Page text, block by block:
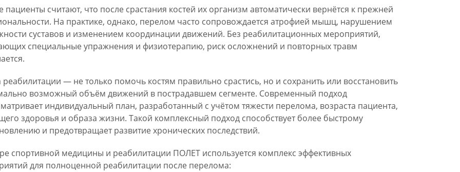
пациенты считают, что после срастания костей их организм автоматически вернётся к прежней
На практике, однако, перелом часто сопровождается атрофией мышц, нарушением
суставов и изменением координации движений. Без реабилитационных мероприятий,
специальные упражнения и физиотерапию, риск осложнений и повторных травм
реабилитации — не только помочь костям правильно срастись, но и сохранить или восстановить
возможный объём движений в пострадавшем сегменте. Современный подход
индивидуальный план, разработанный с учётом тяжести перелома, возраста пациента,
здоровья и образа жизни. Такой комплексный подход способствует более быстрому
и предотвращает развитие хронических последствий.
спортивной медицины и реабилитации ПОЛЕТ используется комплекс эффективных
для полноценной реабилитации после перелома: